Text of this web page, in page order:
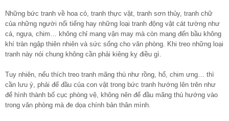
Những bức tranh về hoa cỏ, tranh thực vật, tranh sơn thủy, tranh chữ
của những người nổi tiếng hay những loại tranh động vật cát tường như
cá, ngựa, chim… không chỉ mang vận may mà còn mang đến bầu không
khí tràn ngập thiên nhiên và sức sống cho văn phòng. Khi treo những loại
tranh này nói chung không cần phải kiêng kỵ điều gì.
Tuy nhiên, nếu thích treo tranh mãng thú như rồng, hổ, chim ưng… thì
cần lưu ý, phải để đầu của con vật trong bức tranh hướng lên trên như
để hình thành bố cục phòng vệ, không nên để đầu mãng thú hướng vào
trong văn phòng mà đe dọa chính bản thân mình.